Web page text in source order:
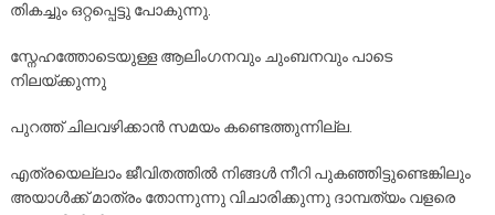
തികച്ചും ഒറ്റപ്പെട്ടു പോകുന്നു.
സ്നേഹത്തോടെയുള്ള ആലിംഗനവും ചുംബനവും പാടെ
നിലയ്ക്കുന്നു
പുറത്ത് ചിലവഴിക്കാൻ സമയം കണ്ടെത്തുന്നില്ല.
എത്രയെല്ലാം ജീവിതത്തിൽ നിങ്ങൾ നീറി പുകഞ്ഞിട്ടുണ്ടെങ്കിലും
അയാൾക്ക് മാത്രം തോന്നുന്നു വിചാരിക്കുന്നു ദാമ്പത്യം വളരെ